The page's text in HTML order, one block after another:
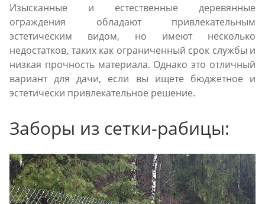
Изысканные и естественные деревянные
ограждения обладают привлекательным
эстетическим видом, но имеют несколько
недостатков, таких как ограниченный срок службы и
низкая прочность материала. Однако это отличный
вариант для дачи, если вы ищете бюджетное и
эстетически привлекательное решение.
Заборы из сетки-рабицы: